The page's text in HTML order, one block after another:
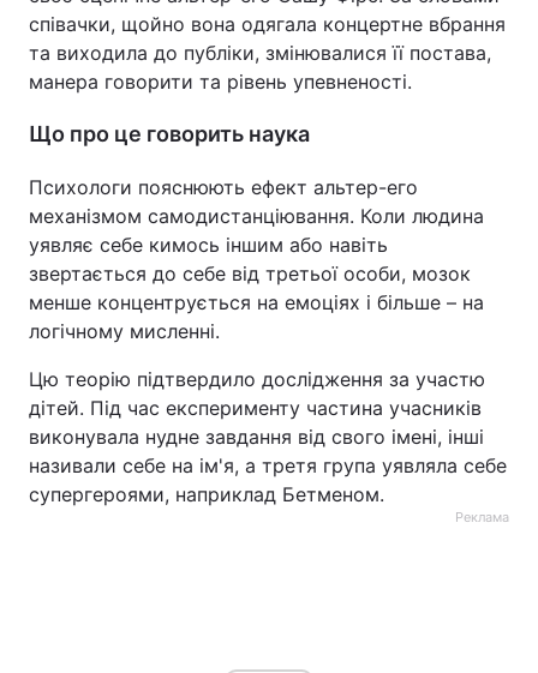
співачки, щойно вона одягала концертне вбрання
та виходила до публіки, змінювалися її постава,
манера говорити та рівень упевненості.
Що про це говорить наука
Психологи пояснюють ефект альтер-его
механізмом самодистанціювання. Коли людина
уявляє себе кимось іншим або навіть
звертається до себе від третьої особи, мозок
менше концентрується на емоціях і більше – на
логічному мисленні.
Цю теорію підтвердило дослідження за участю
дітей. Під час експерименту частина учасників
виконувала нудне завдання від свого імені, інші
називали себе на ім'я, а третя група уявляла себе
супергероями, наприклад Бетменом.
Реклама